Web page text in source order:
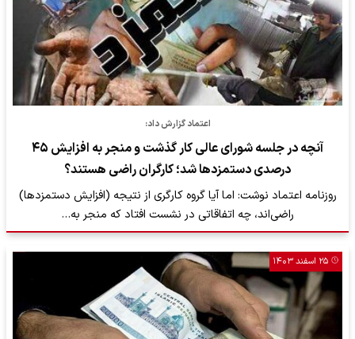
اعتماد گزارش داد:
آنچه در جلسه شورای عالی کار گذشت و منجر به افزایش ۴۵
درصدی دستمزد‌ها شد؛ کارگران راضی هستند؟
روزنامه اعتماد نوشت: اما آیا گروه کارگری از نتیجه (افزایش دستمزدها)
راضی‌اند، چه اتفاقاتی در نشست افتاد که منجر به…
۲۵ اسفند ۱۴۰۳